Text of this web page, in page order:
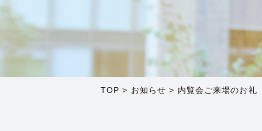
TOP > お知らせ > 内覧会ご来場のお礼